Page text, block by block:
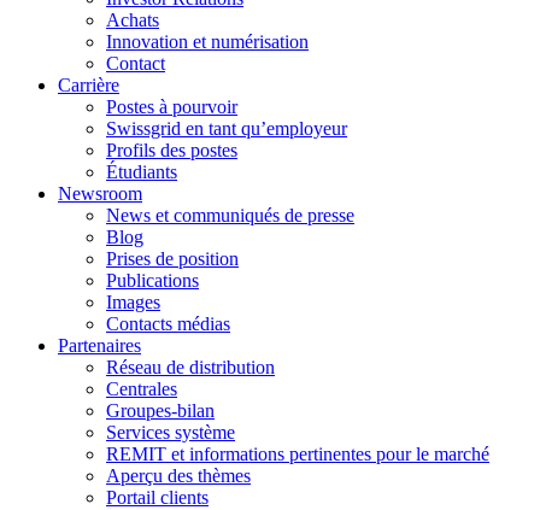
Achats
Innovation et numérisation
Contact
Carrière
Postes à pourvoir
Swissgrid en tant qu’employeur
Profils des postes
Étudiants
Newsroom
News et communiqués de presse
Blog
Prises de position
Publications
Images
Contacts médias
Partenaires
Réseau de distribution
Centrales
Groupes-bilan
Services système
REMIT et informations pertinentes pour le marché
Aperçu des thèmes
Portail clients